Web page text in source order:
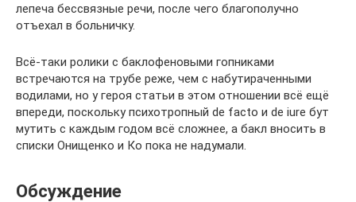
лепеча бессвязные речи, после чего благополучно
отъехал в больничку.
Всё-таки ролики с баклофеновыми гопниками
встречаются на трубе реже, чем с набутираченными
водилами, но у героя статьи в этом отношении всё ещё
впереди, поскольку психотропный de facto и de iure бут
мутить с каждым годом всё сложнее, а бакл вносить в
списки Онищенко и Ко пока не надумали.
Обсуждение